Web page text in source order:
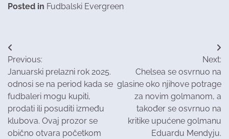
Posted in Fudbalski Evergreen
Post
navigation
Previous:
Januarski prelazni rok 2025.
odnosi se na period kada se
fudbaleri mogu kupiti,
prodati ili posuditi između
klubova. Ovaj prozor se
obično otvara početkom
Next:
Chelsea se osvrnuo na
glasine oko njihove potrage
za novim golmanom, a
također se osvrnuo na
kritike upućene golmanu
Eduardu Mendyju.